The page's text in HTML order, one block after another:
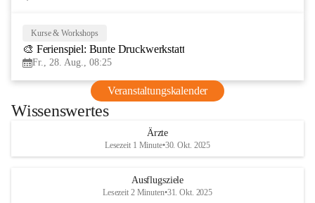
Kurse & Workshops
🎨 Ferienspiel: Bunte Druckwerkstatt
Fr., 28. Aug., 08:25
Veranstaltungskalender
Wissenswertes
Ärzte
Lesezeit 1 Minute•30. Okt. 2025
Ausflugsziele
Lesezeit 2 Minuten•31. Okt. 2025